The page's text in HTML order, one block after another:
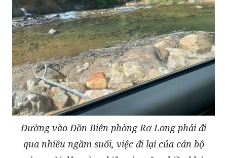
Đường vào Đồn Biên phòng Rơ Long phải đi
qua nhiều ngầm suối, việc đi lại của cán bộ